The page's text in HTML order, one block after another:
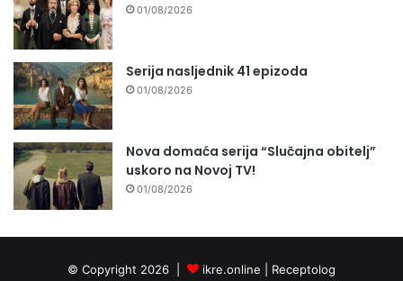
01/08/2026
Serija nasljednik 41 epizoda
01/08/2026
Nova domaća serija “Slučajna obitelj”
uskoro na Novoj TV!
01/08/2026
© Copyright 2026 | ikre.online | Receptolog